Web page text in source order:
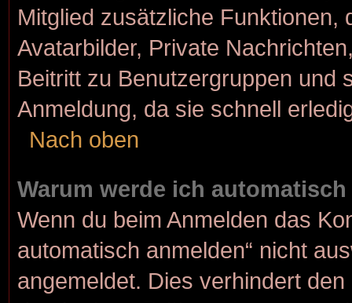
Mitglied zusätzliche Funktionen,
Avatarbilder, Private
Beitritt zu Benutzergruppen und
Anmeldung, da sie schnell
Nach oben
Warum werde ich
Wenn du beim Anmelden das
automatisch anmelden“ nicht
angemeldet. Dies verhindert